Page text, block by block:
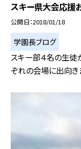
スキー県大会応援
公開日 2018/01/18
学園長ブログ
スキー部４名の生徒
ぞれの会場に出向き